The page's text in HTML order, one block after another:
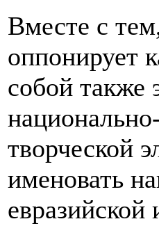
Вместе с
оппонирует
собой также
творческой
именовать
евразийской